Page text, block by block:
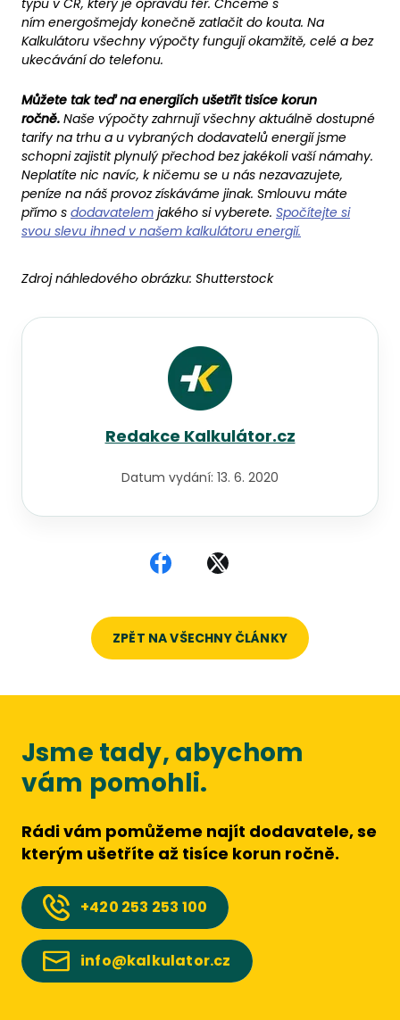
typu v ČR, který je opravdu fér. Chceme s
ním energošmejdy konečně zatlačit do kouta. Na
Kalkulátoru všechny výpočty fungují okamžitě, celé a bez
ukecávání do telefonu.
Můžete tak teď na energiích ušetřit tisíce korun
ročně. Naše výpočty zahrnují všechny aktuálně dostupné
tarify na trhu a u vybraných dodavatelů energií jsme
schopni zajistit plynulý přechod bez jakékoli vaší námahy.
Neplatíte nic navíc, k ničemu se u nás nezavazujete,
peníze na náš provoz získáváme jinak. Smlouvu máte
přímo s dodavatelem jakého si vyberete. Spočítejte si
svou slevu ihned v našem kalkulátoru energií.
Zdroj náhledového obrázku: Shutterstock
Redakce Kalkulátor.cz
Datum vydání: 13. 6. 2020
Sdílet na Facebooku
Sdílet na X
ZPĚT NA VŠECHNY ČLÁNKY
Jsme tady, abychom
vám pomohli.
Rádi vám pomůžeme najít dodavatele, se
kterým ušetříte až tisíce korun ročně.
+420 253 253 100
info@kalkulator.cz